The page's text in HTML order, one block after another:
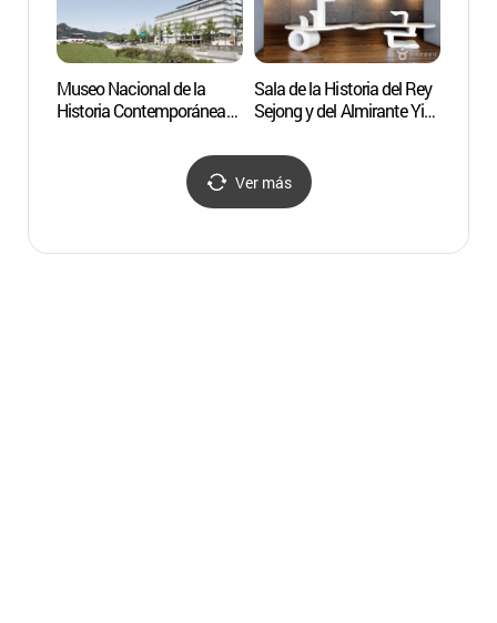
Museo Nacional de la
Historia Contemporánea
(대한민국역사박물관)
Sala de la Historia del Rey
Sejong y del Almirante Yi
(세종충무공이야기)
Ver más